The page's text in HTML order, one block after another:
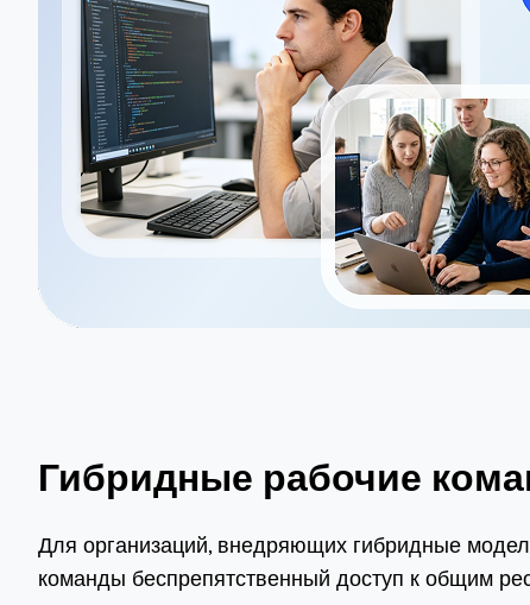
Гибридные рабочие
Для организаций, внедряющих гибридные
команды беспрепятственный доступ к общим